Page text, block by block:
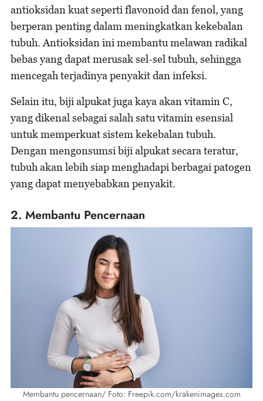
antioksidan kuat seperti flavonoid dan fenol, yang
berperan penting dalam meningkatkan kekebalan
tubuh. Antioksidan ini membantu melawan radikal
bebas yang dapat merusak sel-sel tubuh, sehingga
mencegah terjadinya penyakit dan infeksi.
Selain itu, biji alpukat juga kaya akan vitamin C,
yang dikenal sebagai salah satu vitamin esensial
untuk memperkuat sistem kekebalan tubuh.
Dengan mengonsumsi biji alpukat secara teratur,
tubuh akan lebih siap menghadapi berbagai patogen
yang dapat menyebabkan penyakit.
2. Membantu Pencernaan
Membantu pencernaan/ Foto: Freepik.com/krakenimages.com